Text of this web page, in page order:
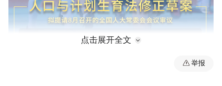
点击展开全文
举报